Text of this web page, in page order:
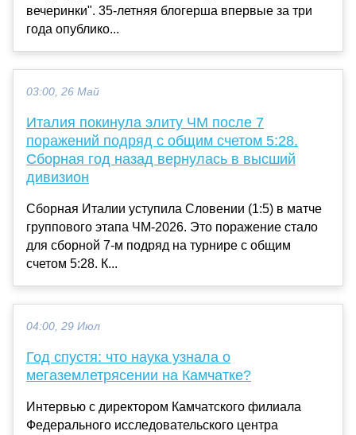
вечеринки". 35-летняя блогерша впервые за три
года опублико...
03:00, 26 Май
Италия покинула элиту ЧМ после 7
поражений подряд с общим счетом 5:28.
Сборная год назад вернулась в высший
дивизион
Сборная Италии уступила Словении (1:5) в матче
группового этапа ЧМ-2026. Это поражение стало
для сборной 7-м подряд на турнире с общим
счетом 5:28. К...
04:00, 29 Июл
Год спустя: что наука узнала о
мегаземлетрясении на Камчатке?
Интервью с директором Камчатского филиала
Федерального исследовательского центра